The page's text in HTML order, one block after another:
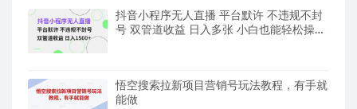
抖音小程序无人直播 平台默许 不违规不封
号 双管道收益 日入多张 小白也能轻松操作
悟空搜索拉新项目营销号玩法教程，有手就
能做